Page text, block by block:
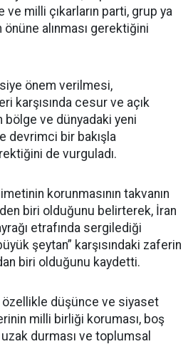
milli çıkarların parti, grup ya
önüne alınması gerektiğini
önem verilmesi,
karşısında cesur ve açık
bölge ve dünyadaki yeni
devrimci bir bakışla
de vurguladı.
korunmasının takvanın
biri olduğunu belirterek, İran
etrafında sergilediği
şeytan” karşısındaki zaferin
biri olduğunu kaydetti.
özellikle düşünce ve siyaset
milli birliği koruması, boş
durması ve toplumsal